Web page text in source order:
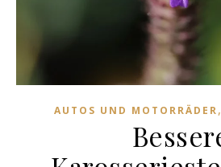
AUTOS UND MOTORRÄDER,